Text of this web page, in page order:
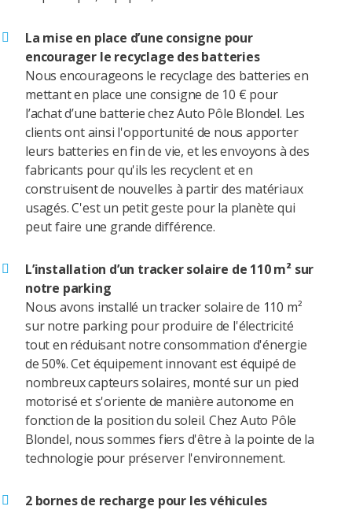
La mise en place d’une consigne pour
encourager le recyclage des batteries
Nous encourageons le recyclage des batteries en
mettant en place une consigne de 10 € pour
l’achat d’une batterie chez Auto Pôle Blondel. Les
clients ont ainsi l'opportunité de nous apporter
leurs batteries en fin de vie, et les envoyons à des
fabricants pour qu'ils les recyclent et en
construisent de nouvelles à partir des matériaux
usagés. C'est un petit geste pour la planète qui
peut faire une grande différence.
L’installation d’un tracker solaire de 110 m² sur
notre parking
Nous avons installé un tracker solaire de 110 m²
sur notre parking pour produire de l'électricité
tout en réduisant notre consommation d'énergie
de 50%. Cet équipement innovant est équipé de
nombreux capteurs solaires, monté sur un pied
motorisé et s'oriente de manière autonome en
fonction de la position du soleil. Chez Auto Pôle
Blondel, nous sommes fiers d'être à la pointe de la
technologie pour préserver l'environnement.
2 bornes de recharge pour les véhicules